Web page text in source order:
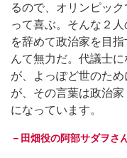
るので、オリンピッ
って喜ぶ。そんな２
を辞めて政治家を目
んて無力だ。代議士
が、よっぽど世のた
が、その言葉は政治
になっています。
－田畑役の阿部サダヲさ